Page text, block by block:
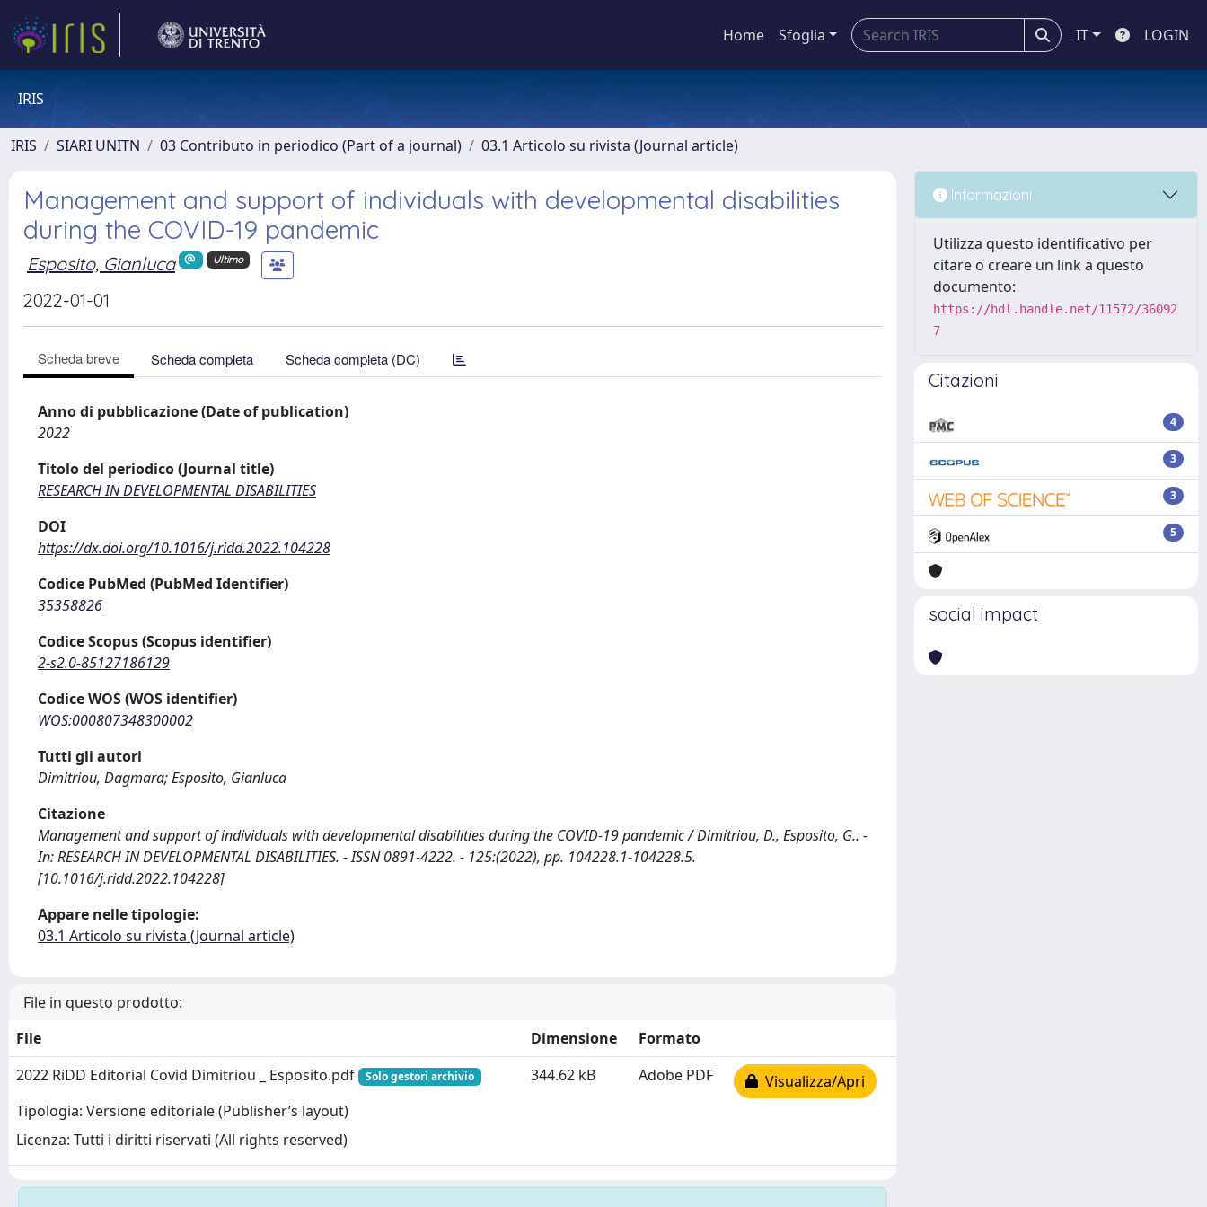
Home Sfoglia IT LOGIN
IRIS
IRIS SIARI UNITN 03 Contributo in periodico (Part of a journal) 03.1 Articolo su rivista (Journal article)
Management and support of individuals with developmental disabilities
during the COVID-19 pandemic
Esposito, Gianluca Ultimo
2022-01-01
Scheda breve Scheda completa Scheda completa (DC)
Anno di pubblicazione (Date of publication)
2022
Titolo del periodico (Journal title)
RESEARCH IN DEVELOPMENTAL DISABILITIES
DOI
https://dx.doi.org/10.1016/j.ridd.2022.104228
Codice PubMed (PubMed Identifier)
35358826
Codice Scopus (Scopus identifier)
2-s2.0-85127186129
Codice WOS (WOS identifier)
WOS:000807348300002
Tutti gli autori
Dimitriou, Dagmara; Esposito, Gianluca
Citazione
Management and support of individuals with developmental disabilities during the COVID-19 pandemic / Dimitriou, D., Esposito, G.. -
In: RESEARCH IN DEVELOPMENTAL DISABILITIES. - ISSN 0891-4222. - 125:(2022), pp. 104228.1-104228.5.
[10.1016/j.ridd.2022.104228]
Appare nelle tipologie:
03.1 Articolo su rivista (Journal article)
File in questo prodotto:
File
Dimensione
Formato
2022 RiDD Editorial Covid Dimitriou _ Esposito.pdf
Solo gestori archivio
Tipologia: Versione editoriale (Publisher’s layout)
Licenza: Tutti i diritti riservati (All rights reserved)
344.62 kB Adobe PDF Visualizza/Apri
Informazioni
Utilizza questo identificativo per
citare o creare un link a questo
documento:
https://hdl.handle.net/11572/36092
7
Citazioni
4
3
3
5
social impact